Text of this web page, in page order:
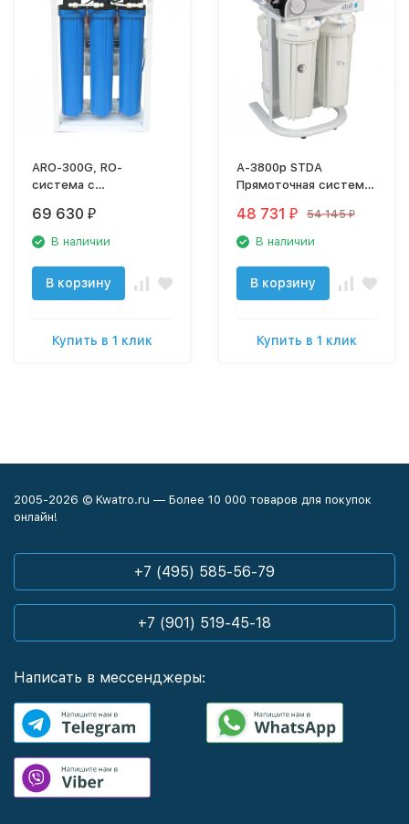
ARO-300G, RO-
система с
промывки / 300 гал./д.
69 630 ₽
В наличии
В корзину
Купить в 1 клик
A-3800p STDA
Прямоточная система
48 731 ₽ 54 145 ₽
В наличии
В корзину
Купить в 1 клик
2005-2026 © Kwatro.ru — Более 10 000 товаров для покупок
онлайн!
+7 (495) 585-56-79
+7 (901) 519-45-18
Написать в мессенджеры: